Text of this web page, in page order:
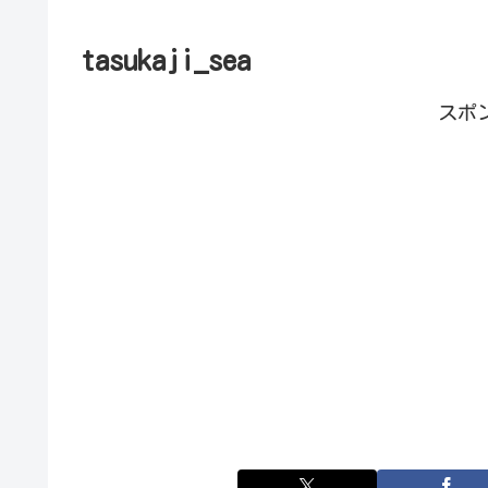
tasukaji_sea
スポ